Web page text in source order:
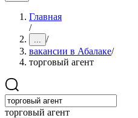
Главная
/
... /
вакансии в Абалаке/
торговый агент
торговый агент